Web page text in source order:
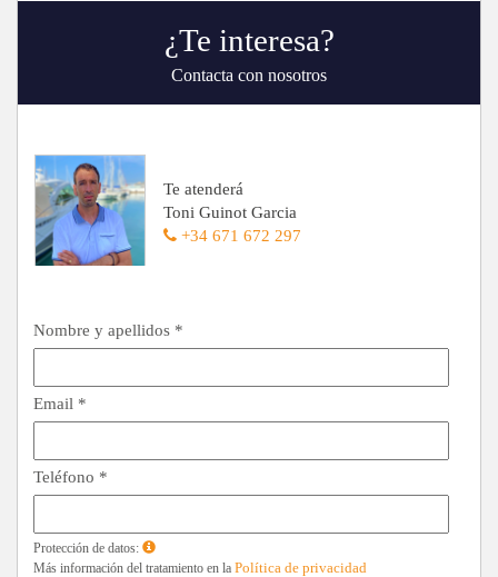
¿Te interesa?
Contacta con nosotros
Te atenderá
Toni Guinot Garcia
+34 671 672 297
Nombre y apellidos *
Email *
Teléfono *
Protección de datos:
Más información del tratamiento en la Política de privacidad